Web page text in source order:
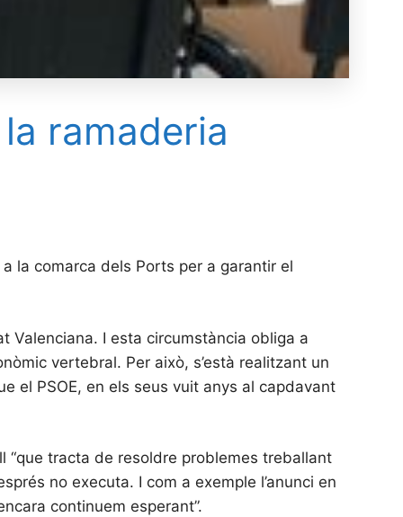
ramaderia
la comarca dels Ports per a garantir el
Valenciana. I esta circumstància obliga a
vertebral. Per això, s’està realitzant un
el PSOE, en els seus vuit anys al capdavant
“que tracta de resoldre problemes treballant
no executa. I com a exemple l’anunci en
continuem esperant”.